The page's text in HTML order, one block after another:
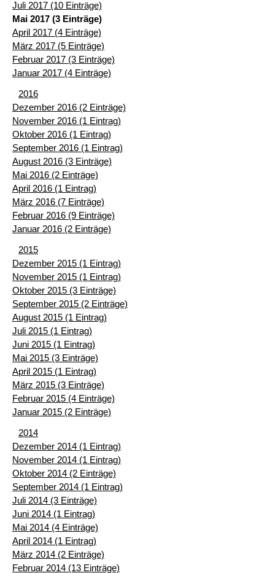
Juli 2017 (10 Einträge)
Mai 2017 (3 Einträge)
April 2017 (4 Einträge)
März 2017 (5 Einträge)
Februar 2017 (3 Einträge)
Januar 2017 (4 Einträge)
2016
Dezember 2016 (2 Einträge)
November 2016 (1 Eintrag)
Oktober 2016 (1 Eintrag)
September 2016 (1 Eintrag)
August 2016 (3 Einträge)
Mai 2016 (2 Einträge)
April 2016 (1 Eintrag)
März 2016 (7 Einträge)
Februar 2016 (9 Einträge)
Januar 2016 (2 Einträge)
2015
Dezember 2015 (1 Eintrag)
November 2015 (1 Eintrag)
Oktober 2015 (3 Einträge)
September 2015 (2 Einträge)
August 2015 (1 Eintrag)
Juli 2015 (1 Eintrag)
Juni 2015 (1 Eintrag)
Mai 2015 (3 Einträge)
April 2015 (1 Eintrag)
März 2015 (3 Einträge)
Februar 2015 (4 Einträge)
Januar 2015 (2 Einträge)
2014
Dezember 2014 (1 Eintrag)
November 2014 (1 Eintrag)
Oktober 2014 (2 Einträge)
September 2014 (1 Eintrag)
Juli 2014 (3 Einträge)
Juni 2014 (1 Eintrag)
Mai 2014 (4 Einträge)
April 2014 (1 Eintrag)
März 2014 (2 Einträge)
Februar 2014 (13 Einträge)